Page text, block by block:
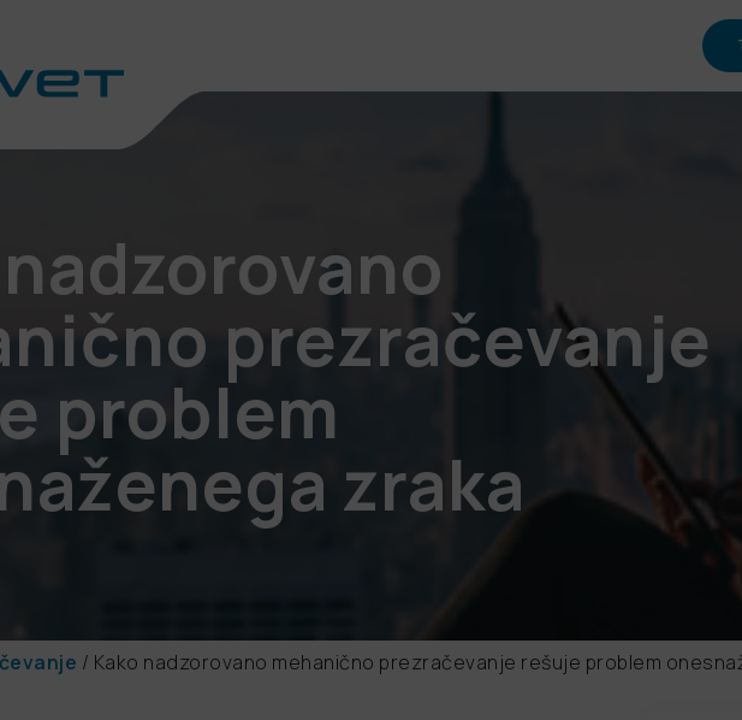
prezračevanje
problem
zraka
/ Kako nadzorovano mehanično prezračevanje rešuje problem